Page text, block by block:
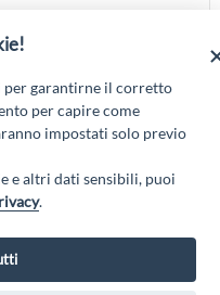
- mis. 19 PSL La Terra dei
Tipologia di intervento 19.2.1
per garantirne il corretto
per capire come
impostati solo previo
e altri dati sensibili, puoi
.